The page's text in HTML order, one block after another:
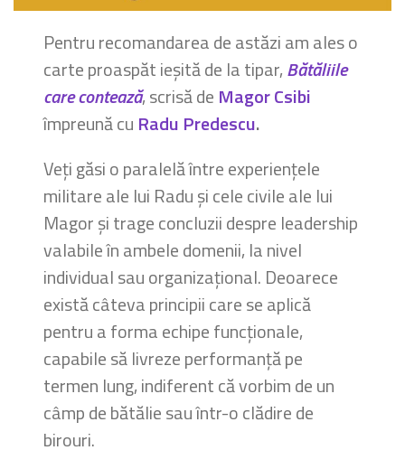
Pentru recomandarea de astăzi am ales o
carte proaspăt ieșită de la tipar,Bătăliile
care contează, scrisă de Magor Csibi
împreună cu Radu Predescu.
Veți găsi o paralelă între experiențele
militare ale lui Radu și cele civile ale lui
Magor și trage concluzii despre leadership
valabile în ambele domenii, la nivel
individual sau organizațional. Deoarece
există câteva principii care se aplică
pentru a forma echipe funcționale,
capabile să livreze performanță pe
termen lung, indiferent că vorbim de un
câmp de bătălie sau într-o clădire de
birouri.